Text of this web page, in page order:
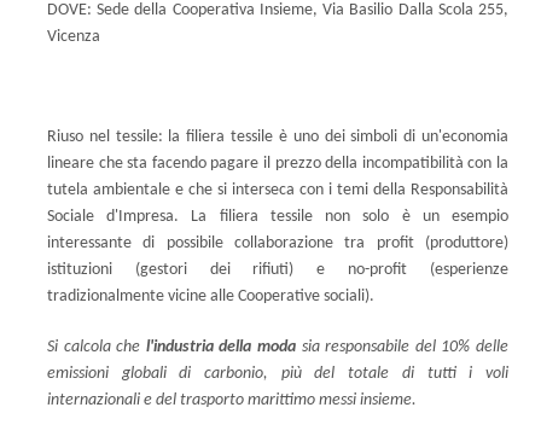
DOVE: Sede della Cooperativa Insieme, Via Basilio Dalla Scola 255,
Vicenza
Riuso nel tessile: la filiera tessile è uno dei simboli di un'economia
lineare che sta facendo pagare il prezzo della incompatibilità con la
tutela ambientale e che si interseca con i temi della Responsabilità
Sociale d'Impresa. La filiera tessile non solo è un esempio
interessante di possibile collaborazione tra profit (produttore)
istituzioni (gestori dei rifiuti) e no-profit (esperienze
tradizionalmente vicine alle Cooperative sociali).
Si calcola che l'industria della moda sia responsabile del 10% delle
emissioni globali di carbonio, più del totale di tutti i voli
internazionali e del trasporto marittimo messi insieme.